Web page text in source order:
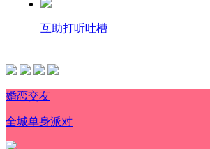
互助打听吐槽
婚恋交友
全城单身派对